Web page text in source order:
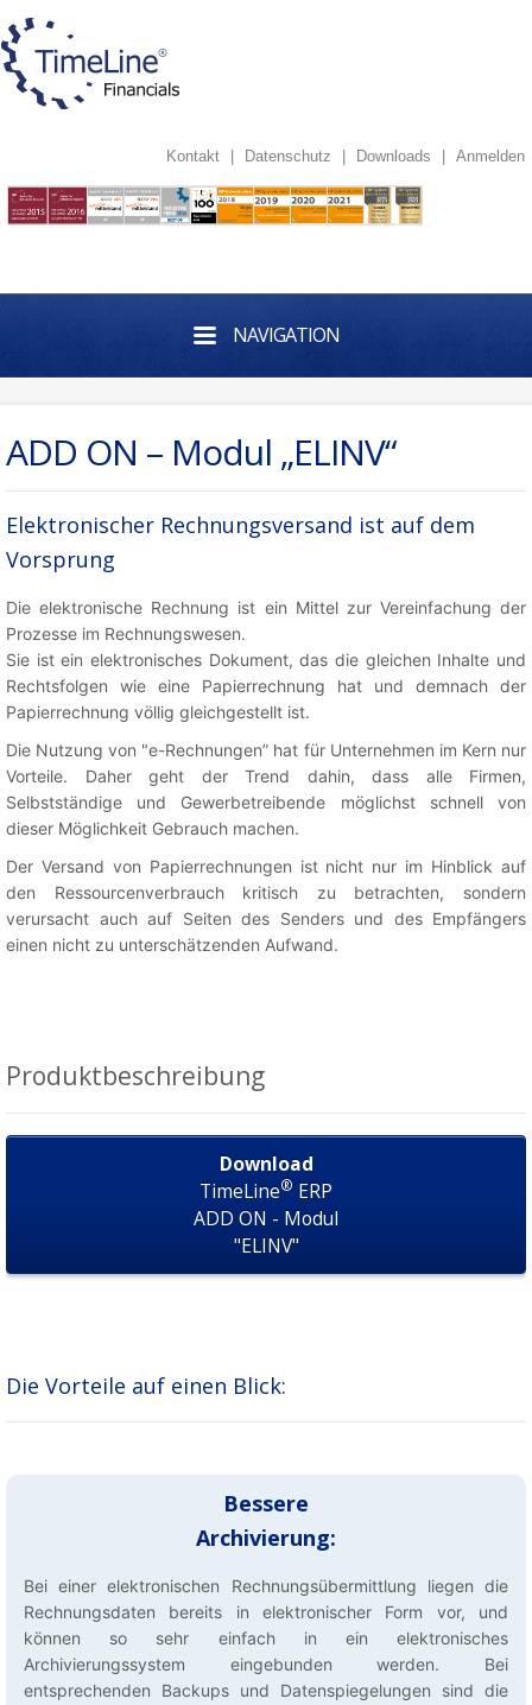
Kontakt Datenschutz Downloads Anmelden
NAVIGATION
ADD ON – Modul „ELINV“
Elektronischer Rechnungsversand ist auf dem
Vorsprung
Die elektronische Rechnung ist ein Mittel zur Vereinfachung der
Prozesse im Rechnungswesen.
Sie ist ein elektronisches Dokument, das die gleichen Inhalte und
Rechtsfolgen wie eine Papierrechnung hat und demnach der
Papierrechnung völlig gleichgestellt ist.
Die Nutzung von "e-Rechnungen” hat für Unternehmen im Kern nur
Vorteile. Daher geht der Trend dahin, dass alle Firmen,
Selbstständige und Gewerbetreibende möglichst schnell von
dieser Möglichkeit Gebrauch machen.
Der Versand von Papierrechnungen ist nicht nur im Hinblick auf
den Ressourcenverbrauch kritisch zu betrachten, sondern
verursacht auch auf Seiten des Senders und des Empfängers
einen nicht zu unterschätzenden Aufwand.
Produktbeschreibung
Download
TimeLine® ERP
ADD ON - Modul
"ELINV"
Die Vorteile auf einen Blick:
Bessere
Archivierung:
Bei einer elektronischen Rechnungsübermittlung liegen die
Rechnungsdaten bereits in elektronischer Form vor, und
können so sehr einfach in ein elektronisches
Archivierungssystem eingebunden werden. Bei
entsprechenden Backups und Datenspiegelungen sind die